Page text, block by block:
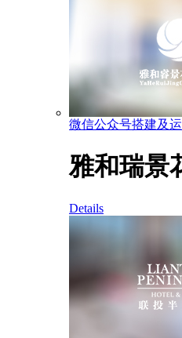
微信公众号搭建及
雅和瑞景
Details